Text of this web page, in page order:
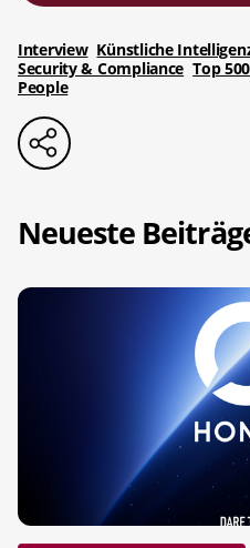
Interview Künstliche
Security & Compliance Top 500
People
Neueste